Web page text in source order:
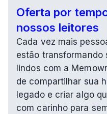
Oferta por
nossos leitores
Cada vez mais
estão transformando
lindos com a
de compartilhar sua
legado e criar algo
com carinho para